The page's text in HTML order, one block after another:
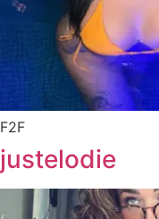
F2F
justelodie